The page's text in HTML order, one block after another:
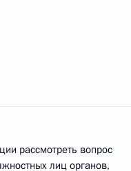
рассмотреть вопрос
лиц органов,